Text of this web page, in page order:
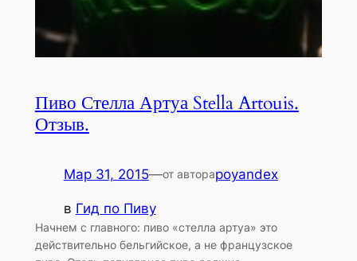
Пиво Стелла Артуа Stella Artouis.
Отзыв.
Мар 31, 2015—от автораpoyandex
в Гид по Пиву
Начнем с главного: пиво «стелла артуа» это
действительно бельгийское, а не французское